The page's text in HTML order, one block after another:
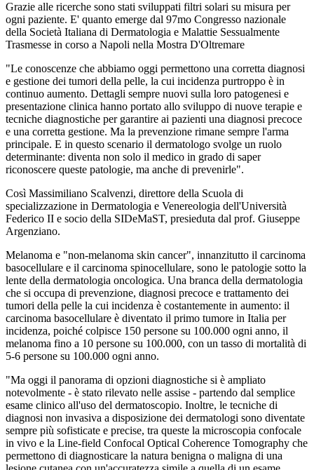
Grazie alle ricerche sono stati sviluppati filtri solari su misura per
ogni paziente. E' quanto emerge dal 97mo Congresso nazionale
della Società Italiana di Dermatologia e Malattie Sessualmente
Trasmesse in corso a Napoli nella Mostra D'Oltremare
"Le conoscenze che abbiamo oggi permettono una corretta diagnosi
e gestione dei tumori della pelle, la cui incidenza purtroppo è in
continuo aumento. Dettagli sempre nuovi sulla loro patogenesi e
presentazione clinica hanno portato allo sviluppo di nuove terapie e
tecniche diagnostiche per garantire ai pazienti una diagnosi precoce
e una corretta gestione. Ma la prevenzione rimane sempre l'arma
principale. E in questo scenario il dermatologo svolge un ruolo
determinante: diventa non solo il medico in grado di saper
riconoscere queste patologie, ma anche di prevenirle".
Così Massimiliano Scalvenzi, direttore della Scuola di
specializzazione in Dermatologia e Venereologia dell'Università
Federico II e socio della SIDeMaST, presieduta dal prof. Giuseppe
Argenziano.
Melanoma e "non-melanoma skin cancer", innanzitutto il carcinoma
basocellulare e il carcinoma spinocellulare, sono le patologie sotto la
lente della dermatologia oncologica. Una branca della dermatologia
che si occupa di prevenzione, diagnosi precoce e trattamento dei
tumori della pelle la cui incidenza è costantemente in aumento: il
carcinoma basocellulare è diventato il primo tumore in Italia per
incidenza, poiché colpisce 150 persone su 100.000 ogni anno, il
melanoma fino a 10 persone su 100.000, con un tasso di mortalità di
5-6 persone su 100.000 ogni anno.
"Ma oggi il panorama di opzioni diagnostiche si è ampliato
notevolmente - è stato rilevato nelle assise - partendo dal semplice
esame clinico all'uso del dermatoscopio. Inoltre, le tecniche di
diagnosi non invasiva a disposizione dei dermatologi sono diventate
sempre più sofisticate e precise, tra queste la microscopia confocale
in vivo e la Line-field Confocal Optical Coherence Tomography che
permettono di diagnosticare la natura benigna o maligna di una